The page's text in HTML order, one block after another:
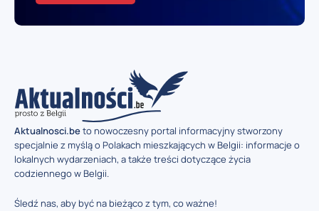
Aktualnosci.beto nowoczesny portal informacyjny stworzony
specjalnie z myślą o Polakach mieszkających w Belgii: informacje o
lokalnych wydarzeniach, a także treści dotyczące życia
codziennego w Belgii.
Śledź nas, aby być na bieżąco z tym, co ważne!